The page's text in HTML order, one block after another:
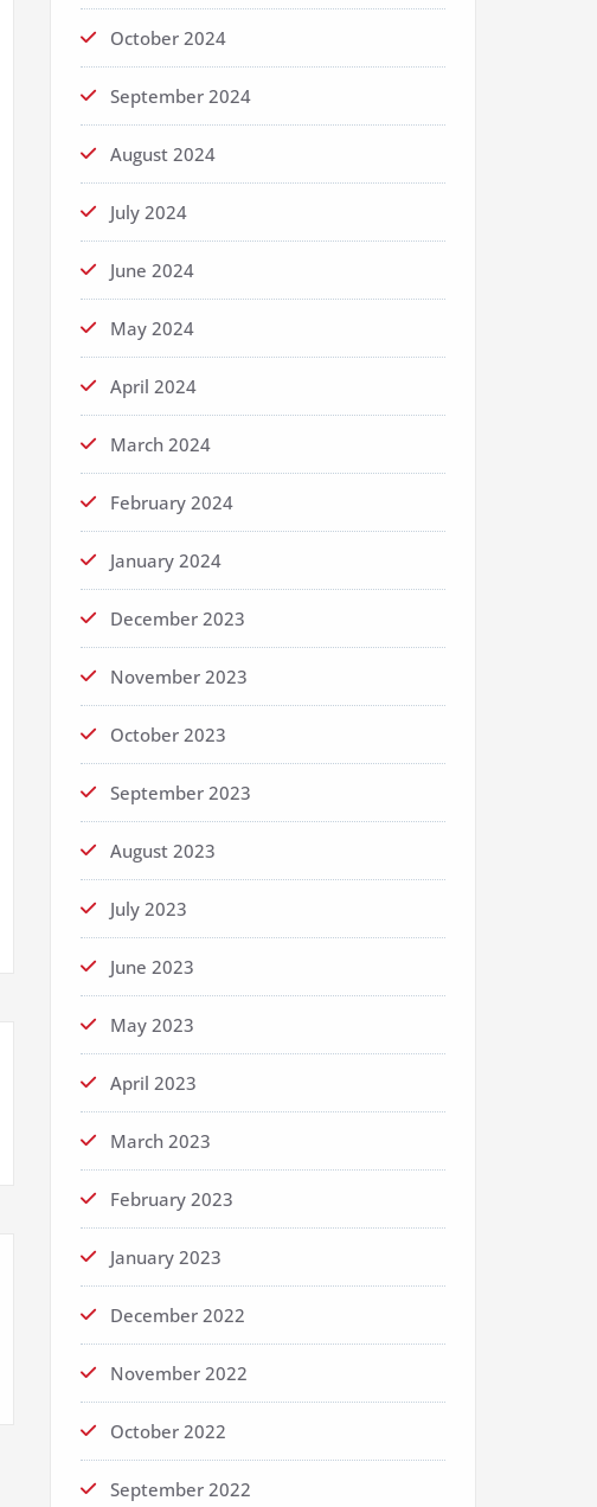
October 2024
September 2024
August 2024
July 2024
June 2024
May 2024
April 2024
March 2024
February 2024
January 2024
December 2023
November 2023
October 2023
September 2023
August 2023
July 2023
June 2023
May 2023
April 2023
March 2023
February 2023
January 2023
December 2022
November 2022
October 2022
September 2022